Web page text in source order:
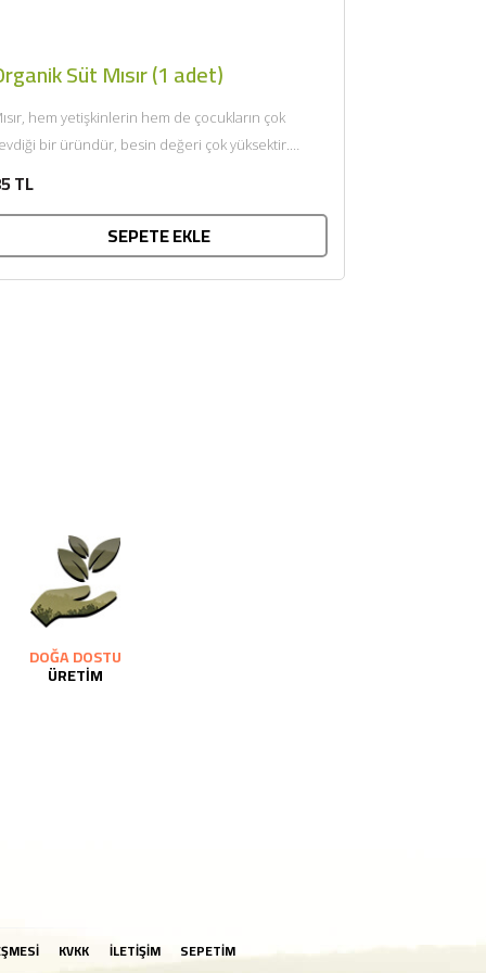
Süt Mısır (1 adet)
hem yetişkinlerin hem de çocukların çok
bir üründür, besin değeri çok yüksektir.
TL
SEPETE EKLE
DOĞA DOSTU
ÜRETİM
KVKK İLETİŞİM SEPETİM